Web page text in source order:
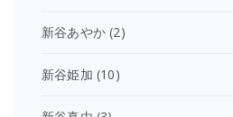
新谷あやか (2)
新谷姫加 (10)